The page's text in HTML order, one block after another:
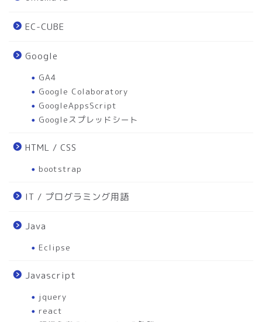
EC-CUBE
Google
GA4
Google Colaboratory
GoogleAppsScript
Googleスプレッドシート
HTML / CSS
bootstrap
IT / プログラミング用語
Java
Eclipse
Javascript
jquery
react